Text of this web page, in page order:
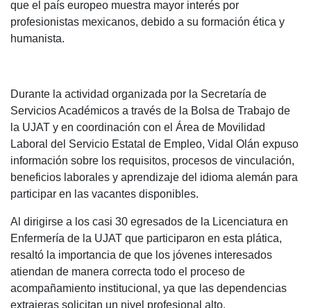
que el país europeo muestra mayor interés por
profesionistas mexicanos, debido a su formación ética y
humanista.
Durante la actividad organizada por la Secretaría de
Servicios Académicos a través de la Bolsa de Trabajo de
la UJAT y en coordinación con el Área de Movilidad
Laboral del Servicio Estatal de Empleo, Vidal Olán expuso
información sobre los requisitos, procesos de vinculación,
beneficios laborales y aprendizaje del idioma alemán para
participar en las vacantes disponibles.
Al dirigirse a los casi 30 egresados de la Licenciatura en
Enfermería de la UJAT que participaron en esta plática,
resaltó la importancia de que los jóvenes interesados
atiendan de manera correcta todo el proceso de
acompañamiento institucional, ya que las dependencias
extrajeras solicitan un nivel profesional alto,